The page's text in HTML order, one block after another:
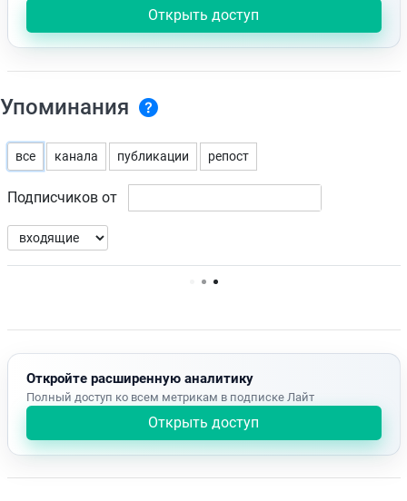
Открыть доступ
Упоминания
все канала публикации репост
Подписчиков от
Нет доступных упоминаний.
Откройте расширенную аналитику
Полный доступ ко всем метрикам в подписке Лайт
Открыть доступ